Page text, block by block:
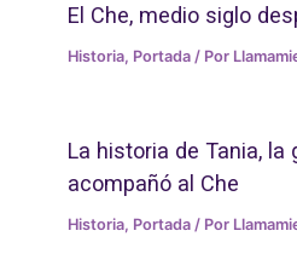
El Che, medio siglo
Historia, Portada / Por
La historia de Tania, la
acompañó al Che
Historia, Portada / Por